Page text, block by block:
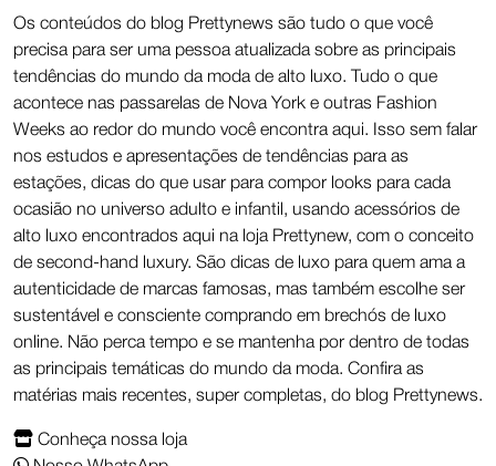
Os conteúdos do blog Prettynews são tudo o que você
precisa para ser uma pessoa atualizada sobre as principais
tendências do mundo da moda de alto luxo. Tudo o que
acontece nas passarelas de Nova York e outras Fashion
Weeks ao redor do mundo você encontra aqui. Isso sem falar
nos estudos e apresentações de tendências para as
estações, dicas do que usar para compor looks para cada
ocasião no universo adulto e infantil, usando acessórios de
alto luxo encontrados aqui na loja Prettynew, com o conceito
de second-hand luxury. São dicas de luxo para quem ama a
autenticidade de marcas famosas, mas também escolhe ser
sustentável e consciente comprando em brechós de luxo
online. Não perca tempo e se mantenha por dentro de todas
as principais temáticas do mundo da moda. Confira as
matérias mais recentes, super completas, do blog Prettynews.
Conheça nossa loja